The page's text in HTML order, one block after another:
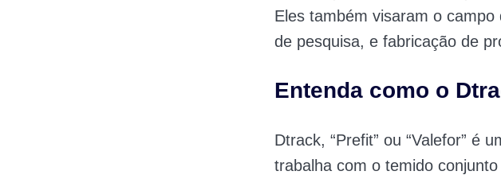
Eles também visaram o
de pesquisa, e fabricação de
Entenda como o
Dtrack, “Prefit” ou “Valefor” é
trabalha com o temido